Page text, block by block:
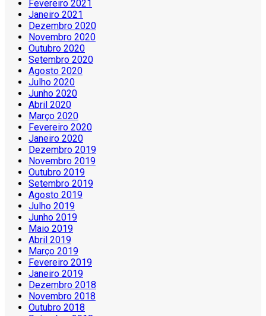
Fevereiro 2021
Janeiro 2021
Dezembro 2020
Novembro 2020
Outubro 2020
Setembro 2020
Agosto 2020
Julho 2020
Junho 2020
Abril 2020
Março 2020
Fevereiro 2020
Janeiro 2020
Dezembro 2019
Novembro 2019
Outubro 2019
Setembro 2019
Agosto 2019
Julho 2019
Junho 2019
Maio 2019
Abril 2019
Março 2019
Fevereiro 2019
Janeiro 2019
Dezembro 2018
Novembro 2018
Outubro 2018